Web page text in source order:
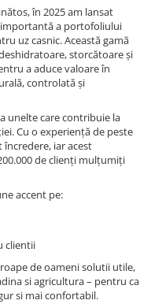
în 2025 am lansat
importantă a portofoliului
uz casnic. Această gamă
storcătoare și
a aduce valoare în
controlată și
unelte care contribuie la
Cu o experiență de peste
iar acest
de clienți mulțumiți
accent pe:
clientii
de oameni solutii utile,
si agricultura – pentru ca
si mai confortabil.